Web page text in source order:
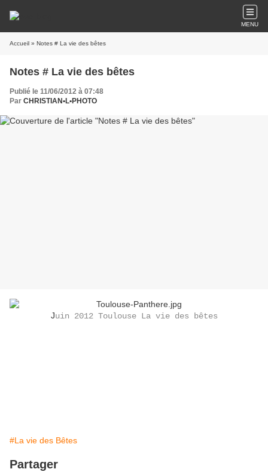
MENU
Accueil » Notes # La vie des bêtes
Notes # La vie des bêtes
Publié le 11/06/2012 à 07:48
Par CHRISTIAN•L•PHOTO
Juin 2012 Toulouse La vie des bêtes
#La vie des Bêtes
Partager